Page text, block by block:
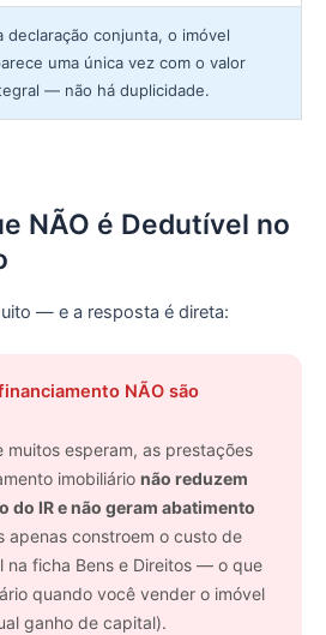
declaração conjunta, o imóvel
uma única vez com o valor
— não há duplicidade.
NÃO é Dedutível no
— e a resposta é direta:
NÃO são
muitos esperam, as prestações
imobiliário não reduzem
do IR e não geram abatimento
apenas constroem o custo de
na ficha Bens e Direitos — o que
quando você vender o imóvel
ganho de capital).